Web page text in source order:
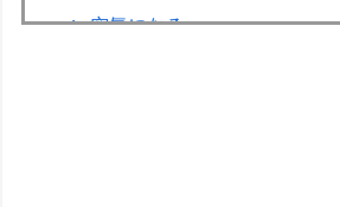
い空気になるｗｗｗｗ